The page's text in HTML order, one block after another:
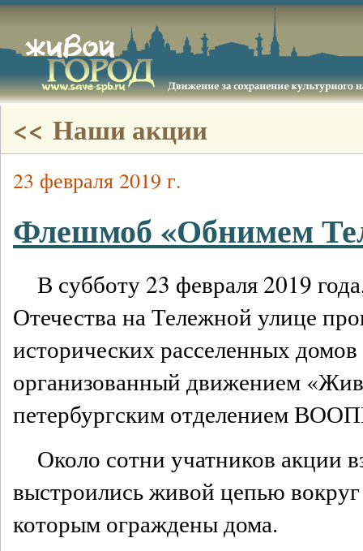
<< Наши акции
23 февраля 2019 г.
Флешмоб «Обнимем
В субботу 23 февраля 2019
Отечества на Тележной улице
исторических расселенных
организованный движением
петербургским отделением
Около сотни учатников акции
выстроились живой цепью вокруг
которым ограждены дома.